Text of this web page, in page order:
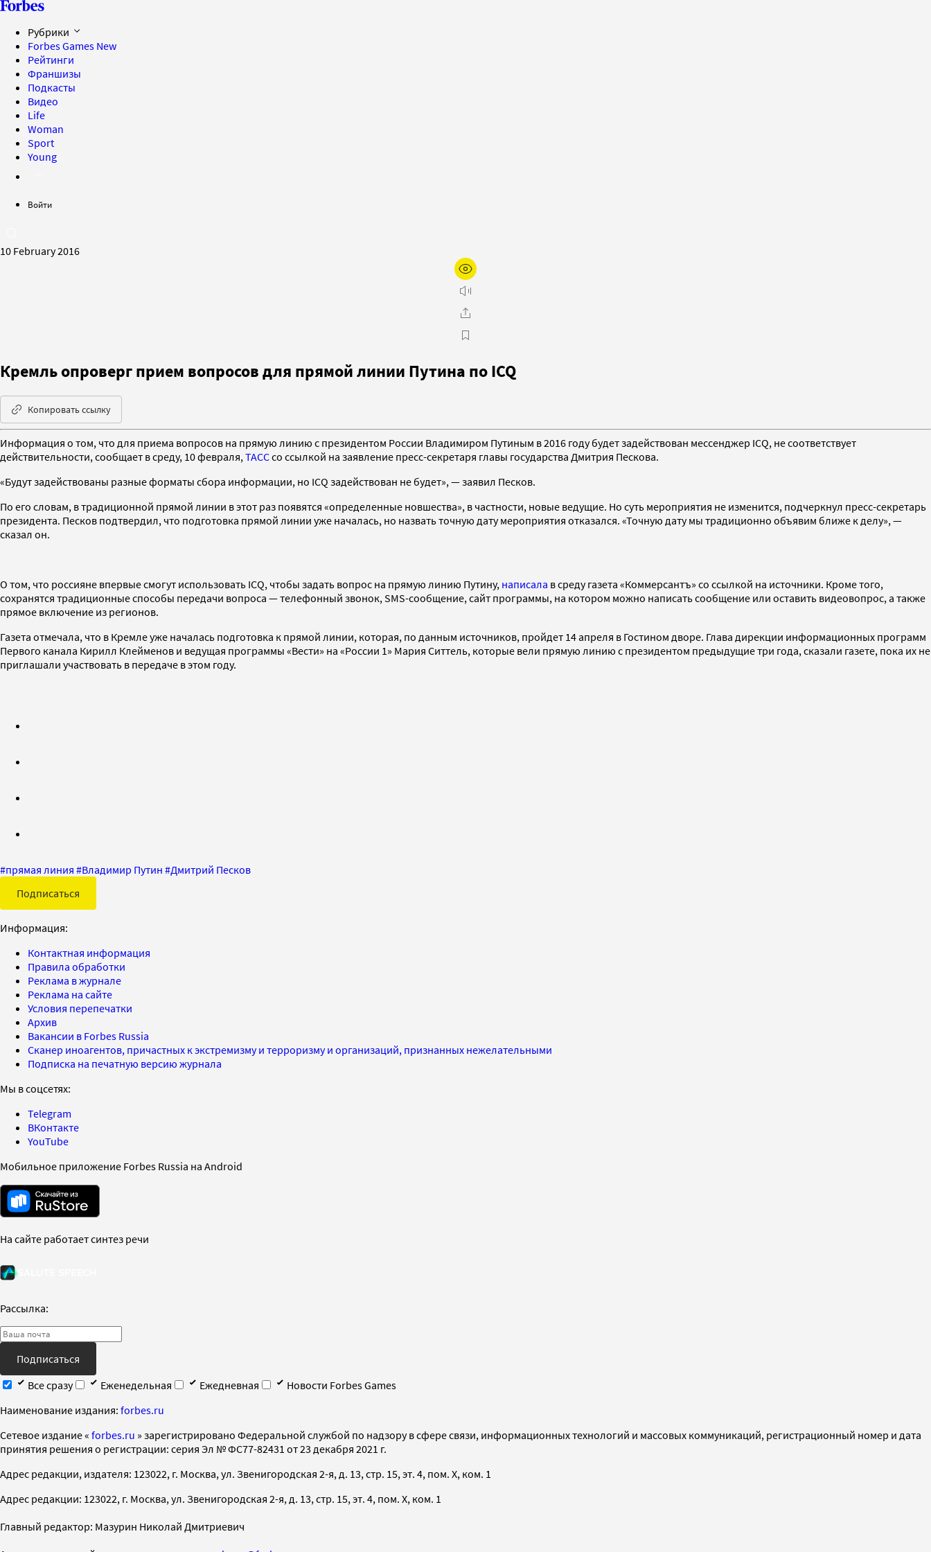
Рубрики
Forbes Games New
Рейтинги
Франшизы
Подкасты
Видео
Life
Woman
Sport
Young
Войти
10 February 2016
Кремль опроверг прием вопросов для прямой линии Путина по ICQ
Копировать ссылку
Информация о том, что для приема вопросов на прямую линию с президентом России Владимиром Путиным в 2016 году будет задействован мессенджер ICQ, не соответствует
действительности, сообщает в среду, 10 февраля, ТАССсо ссылкой на заявление пресс-секретаря главы государства Дмитрия Пескова.
«Будут задействованы разные форматы сбора информации, но ICQ задействован не будет», — заявил Песков.
По его словам, в традиционной прямой линии в этот раз появятся «определенные новшества», в частности, новые ведущие. Но суть мероприятия не изменится, подчеркнул пресс-секретарь
президента. Песков подтвердил, что подготовка прямой линии уже началась, но назвать точную дату мероприятия отказался. «Точную дату мы традиционно объявим ближе к делу», —
сказал он.
О том, что россияне впервые смогут использовать ICQ, чтобы задать вопрос на прямую линию Путину, написала в среду газета «Коммерсантъ» со ссылкой на источники. Кроме того,
сохранятся традиционные способы передачи вопроса — телефонный звонок, SMS-сообщение, сайт программы, на котором можно написать сообщение или оставить видеовопрос, а также
прямое включение из регионов.
Газета отмечала, что в Кремле уже началась подготовка к прямой линии, которая, по данным источников, пройдет 14 апреля в Гостином дворе. Глава дирекции информационных программ
Первого канала Кирилл Клейменов и ведущая программы «Вести» на «России 1» Мария Ситтель, которые вели прямую линию с президентом предыдущие три года, сказали газете, пока их не
приглашали участвовать в передаче в этом году.
#прямая линия #Владимир Путин #Дмитрий Песков
Подписаться
Информация:
Контактная информация
Правила обработки
Реклама в журнале
Реклама на сайте
Условия перепечатки
Архив
Вакансии в Forbes Russia
Сканер иноагентов, причастных к экстремизму и терроризму и организаций, признанных нежелательными
Подписка на печатную версию журнала
Мы в соцсетях:
Telegram
ВКонтакте
YouTube
Мобильное приложение Forbes Russia на Android
На сайте работает синтез речи
Рассылка:
Подписаться
Все сразу
Еженедельная Ежедневная
Новости Forbes Games
Наименование издания: forbes.ru
Cетевое издание « forbes.ru » зарегистрировано Федеральной службой по надзору в сфере связи, информационных технологий и массовых коммуникаций, регистрационный номер и дата
принятия решения о регистрации: серия Эл № ФС77-82431 от 23 декабря 2021 г.
Адрес редакции, издателя: 123022, г. Москва, ул. Звенигородская 2-я, д. 13, стр. 15, эт. 4, пом. X, ком. 1
Адрес редакции: 123022, г. Москва, ул. Звенигородская 2-я, д. 13, стр. 15, эт. 4, пом. X, ком. 1
Главный редактор: Мазурин Николай Дмитриевич